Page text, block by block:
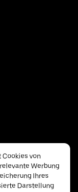
Cookies von
Werbung
Ihres
Darstellung